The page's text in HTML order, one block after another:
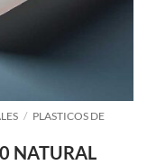
/ PLASTICOS DE
NATURAL